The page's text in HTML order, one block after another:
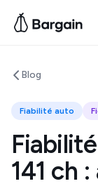
Blog
Fiabilité auto
141 ch